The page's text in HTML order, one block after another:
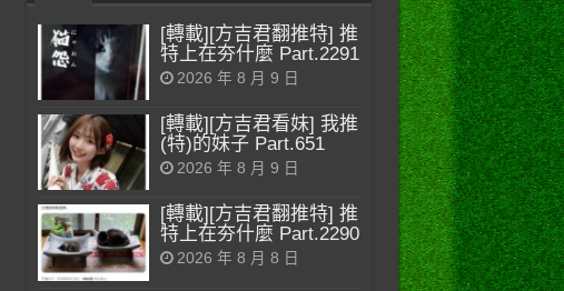
[轉載][方吉君翻推特] 推
特上在夯什麼 Part.2291
2026 年 8 月 9 日
[轉載][方吉君看妹] 我推
(特)的妹子 Part.651
2026 年 8 月 9 日
[轉載][方吉君翻推特] 推
特上在夯什麼 Part.2290
2026 年 8 月 8 日